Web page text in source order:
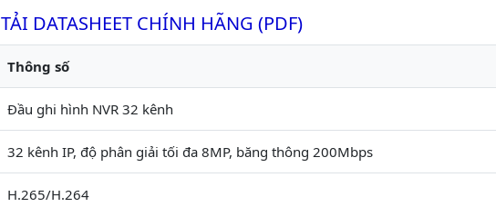
TẢI DATASHEET CHÍNH HÃNG (PDF)
Thông số
Đầu ghi hình NVR 32 kênh
32 kênh IP, độ phân giải tối đa 8MP, băng thông 200Mbps
H.265/H.264